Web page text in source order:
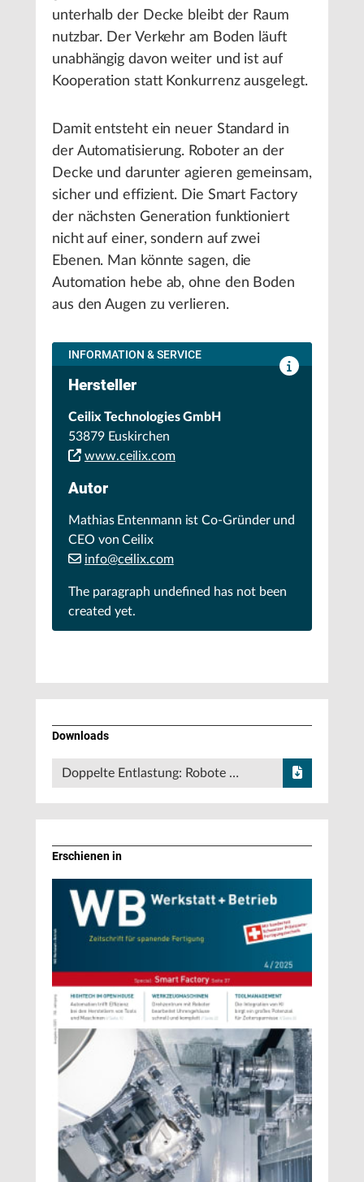
unterhalb der Decke bleibt der Raum
nutzbar. Der Verkehr am Boden läuft
unabhängig davon weiter und ist auf
Kooperation statt Konkurrenz ausgelegt.
Damit entsteht ein neuer Standard in
der Automatisierung. Roboter an der
Decke und darunter agieren gemeinsam,
sicher und effizient. Die Smart Factory
der nächsten Generation funktioniert
nicht auf einer, sondern auf zwei
Ebenen. Man könnte sagen, die
Automation hebe ab, ohne den Boden
aus den Augen zu verlieren.
INFORMATION & SERVICE
Hersteller
Ceilix Technologies GmbH
53879 Euskirchen
www.ceilix.com
Autor
Mathias Entenmann ist Co-Gründer und
CEO von Ceilix
info@ceilix.com
The paragraph undefined has not been
created yet.
Downloads
Doppelte Entlastung: Robote …
Erschienen in